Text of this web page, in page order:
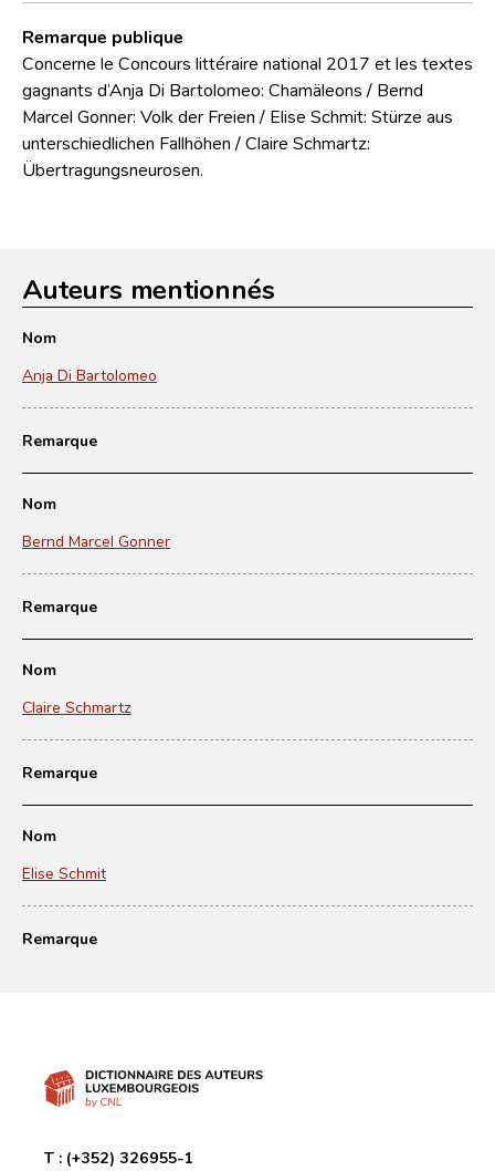
Remarque publique
Concerne le Concours littéraire national 2017 et les textes
gagnants d’Anja Di Bartolomeo: Chamäleons / Bernd
Marcel Gonner: Volk der Freien / Elise Schmit: Stürze aus
unterschiedlichen Fallhöhen / Claire Schmartz:
Übertragungsneurosen.
Auteurs mentionnés
Nom
Anja Di Bartolomeo
Remarque
Nom
Bernd Marcel Gonner
Remarque
Nom
Claire Schmartz
Remarque
Nom
Elise Schmit
Remarque
T : (+352) 326955-1